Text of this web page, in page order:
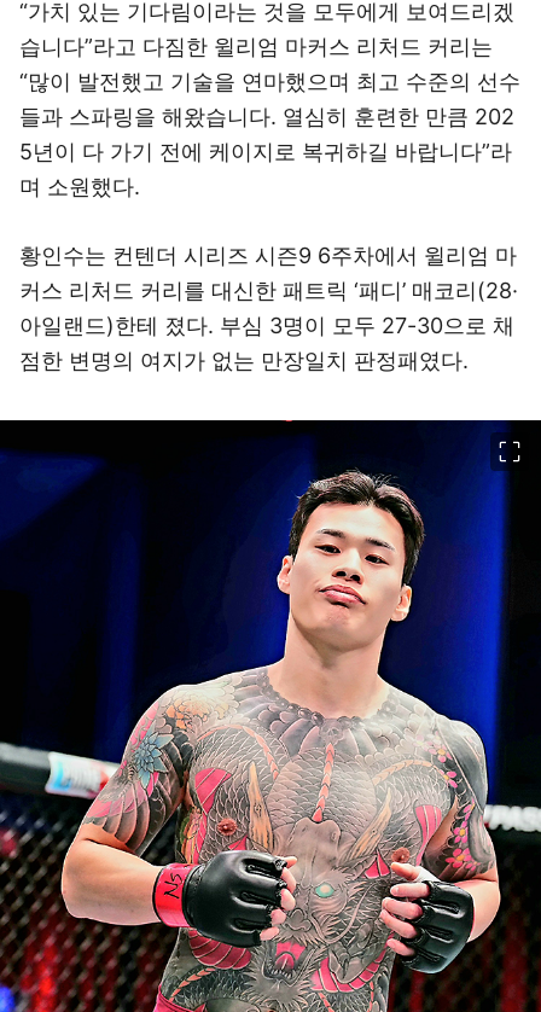
“가치 있는 기다림이라는 것을 모두에게 보여드리겠
습니다”라고 다짐한 윌리엄 마커스 리처드 커리는
“많이 발전했고 기술을 연마했으며 최고 수준의 선수
들과 스파링을 해왔습니다. 열심히 훈련한 만큼 202
5년이 다 가기 전에 케이지로 복귀하길 바랍니다”라
며 소원했다.
황인수는 컨텐더 시리즈 시즌9 6주차에서 윌리엄 마
커스 리처드 커리를 대신한 패트릭 ‘패디’ 매코리(28·
아일랜드)한테 졌다. 부심 3명이 모두 27-30으로 채
점한 변명의 여지가 없는 만장일치 판정패였다.